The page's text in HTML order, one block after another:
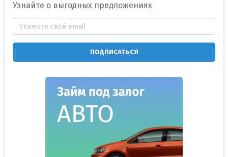
Узнайте о выгодных предложениях
ПОДПИСАТЬСЯ